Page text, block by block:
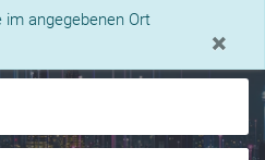
im angegebenen Ort
×